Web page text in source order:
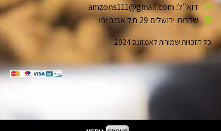
דוא"ל: amzons111@gmail.com
שדרות ירושלים 29 תל אביב יפו
כל הזכויות שמורות לאמזונס 2024